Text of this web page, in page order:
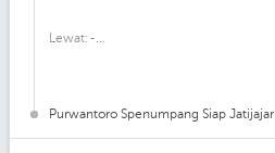
Lewat:-...
Purwantoro Spenumpang Siap Jatijajar